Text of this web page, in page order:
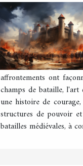
affrontements ont
champs de bataille, l'art
une histoire de
structures de pouvoir
batailles médiévales, à